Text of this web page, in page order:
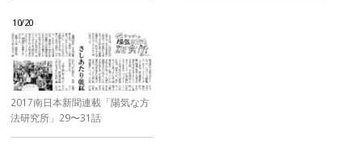
10/20
2017南日本新聞連載「陽気な方
法研究所」29〜31話